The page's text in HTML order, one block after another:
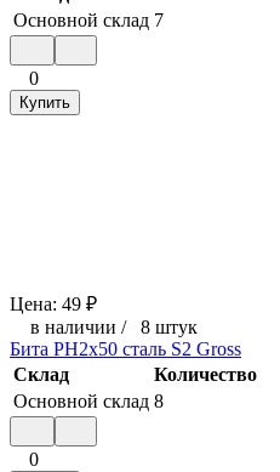
Основной склад 7
0
Купить
Цена: 49 ₽
в наличии / 8 штук
Бита РН2х50 сталь S2 Gross
Склад
Количество
Основной склад 8
0